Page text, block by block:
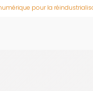
pour la